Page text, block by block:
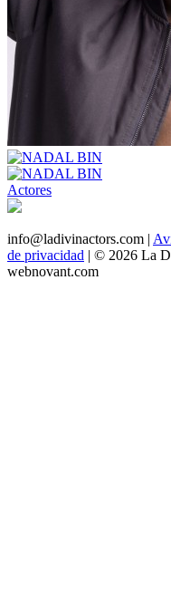
Actores
info@ladivinactors.com |
de privacidad | © 2026 La
webnovant.com